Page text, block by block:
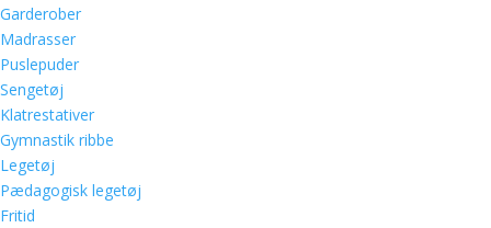
Garderober
Madrasser
Puslepuder
Sengetøj
Klatrestativer
Gymnastik ribbe
Legetøj
Pædagogisk legetøj
Fritid